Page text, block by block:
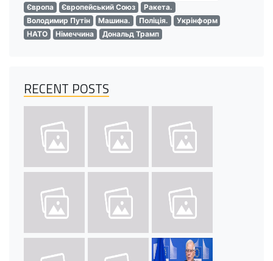
Європа
Європейський Союз
Ракета.
Володимир Путін
Машина. Поліція.
Укрінформ
НАТО
Німеччина Дональд Трамп
RECENT POSTS